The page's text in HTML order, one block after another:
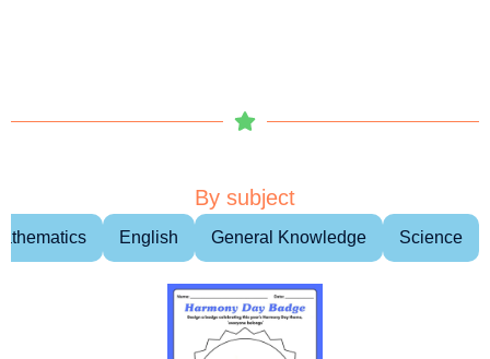
By subject
English General Knowledge Science